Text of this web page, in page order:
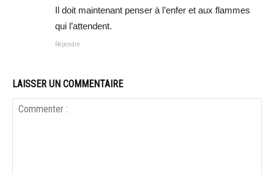
Il doit maintenant penser à l’enfer et aux flammes
qui l’attendent.
Répondre
LAISSER UN COMMENTAIRE